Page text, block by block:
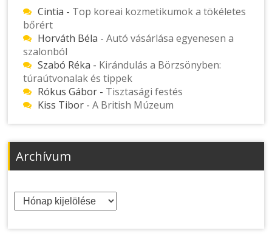
Cintia - Top koreai kozmetikumok a tökéletes
bőrért
Horváth Béla -Autó vásárlása egyenesen a
szalonból
Szabó Réka - Kirándulás a Börzsönyben:
túraútvonalak és tippek
Rókus Gábor - Tisztasági festés
Kiss Tibor -A British Múzeum
Archívum
Archívum